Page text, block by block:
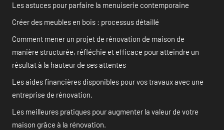
Les astuces pour parfaire la menuiserie contemporaine
Créer des meubles en bois : processus détaillé
Comment mener un projet de rénovation de maison de
manière structurée, réfléchie et efficace pour atteindre un
résultat à la hauteur de ses attentes
Les aides financières disponibles pour vos travaux avec une
entreprise de rénovation.
Les meilleures pratiques pour augmenter la valeur de votre
maison grâce à la rénovation.